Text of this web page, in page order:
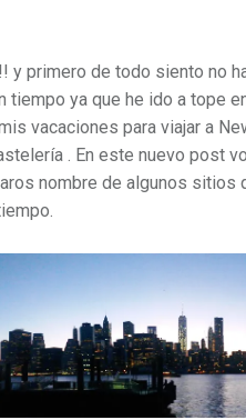
y primero de todo siento no
tiempo ya que he ido a tope
vacaciones para viajar a
. En este nuevo post
nombre de algunos sitios